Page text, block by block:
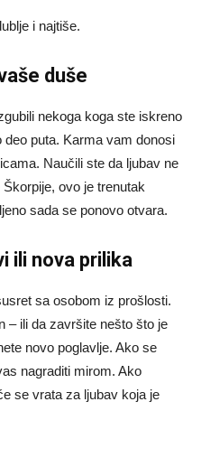
i najtiše.
duše
nekoga koga ste iskreno
deo puta. Karma vam donosi
Naučili ste da ljubav ne
ovo je trenutak
sada se ponovo otvara.
ili nova prilika
sa osobom iz prošlosti.
– ili da završite nešto što je
novo poglavlje. Ako se
nagraditi mirom. Ako
se vrata za ljubav koja je